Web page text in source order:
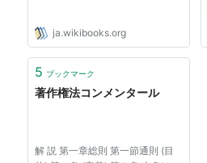
ja.wikibooks.org
5 ブックマーク
著作権法コンメンタール
解 説 第一章総則 第一節通則 (目